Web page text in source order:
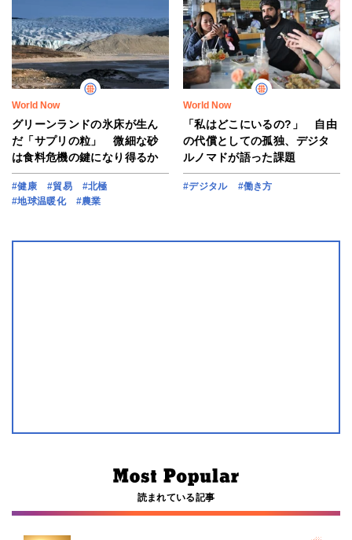
World Now
グリーンランドの氷床が生ん
だ「サプリの粒」 微細な砂
は食料危機の鍵になり得るか
#健康 #貿易
#北極
#地球温暖化
#農業
World Now
「私はどこにいるの?」 自由
の代償としての孤独、デジタ
ルノマドが語った課題
#デジタル #働き方
読まれている記事